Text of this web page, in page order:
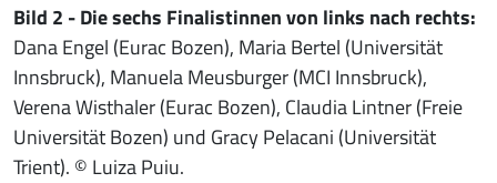
Bild 2 - Die sechs Finalistinnen von links nach rechts:
Dana Engel (Eurac Bozen), Maria Bertel (Universität
Innsbruck), Manuela Meusburger (MCI Innsbruck),
Verena Wisthaler (Eurac Bozen), Claudia Lintner (Freie
Universität Bozen) und Gracy Pelacani (Universität
Trient). © Luiza Puiu.